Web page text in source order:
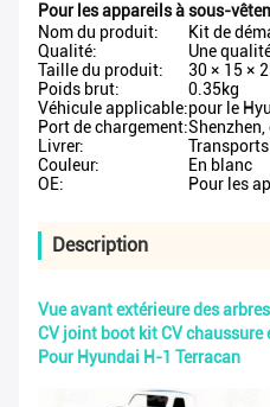
Pour les appareils à sous-
Nom du produit:
Kit de
Qualité:
Une
Taille du produit:
30 × 15 ×
Poids brut:
0.35kg
Véhicule applicable:pour le
Port de chargement:Shenzhen,
Livrer:
Couleur:
En blanc
OE:
Pour les
Description
Vue avant extérieure des
CV joint boot kit CV
Pour Hyundai H-1 Terracan